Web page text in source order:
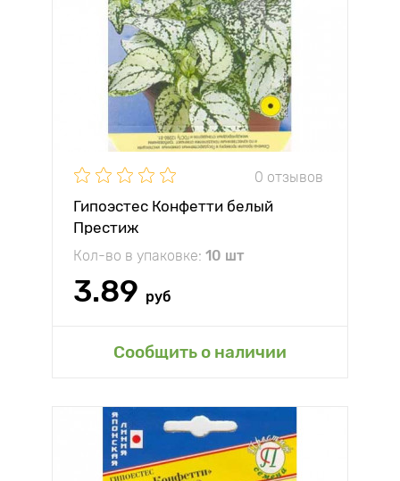
0 отзывов
Гипоэстес Конфетти белый
Престиж
Кол-во в упаковке: 10 шт
3.89 руб
Сообщить о наличии